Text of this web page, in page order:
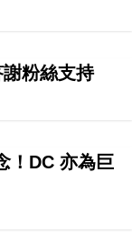
粉絲支持
！DC 亦為巨